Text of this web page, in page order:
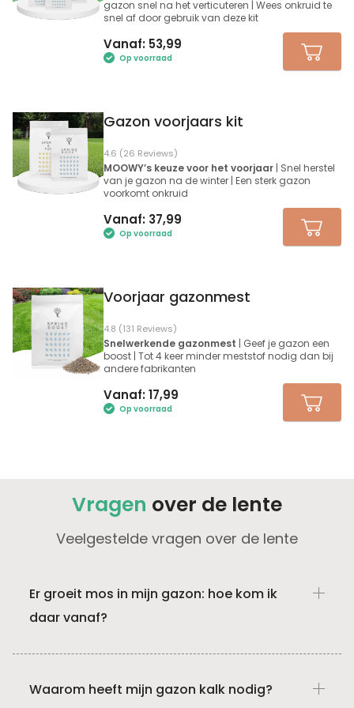
gazon snel na het verticuteren | Wees onkruid te
snel af door gebruik van deze kit
Vanaf: 53,99
Op voorraad
4.6 (26 Reviews)
Gazon voorjaars kit
MOOWY’s keuze voor het voorjaar | Snel herstel
van je gazon na de winter | Een sterk gazon
voorkomt onkruid
Vanaf: 37,99
Op voorraad
4.8 (131 Reviews)
Voorjaar gazonmest
Snelwerkende gazonmest | Geef je gazon een
boost | Tot 4 keer minder meststof nodig dan bij
andere fabrikanten
Vanaf: 17,99
Op voorraad
Vragen over de lente
Veelgestelde vragen over de lente
Er groeit mos in mijn gazon: hoe kom ik
daar vanaf?
verticuteren. Gebruik onze Verticuteer Kit: deze
bevat alles wat je nodig hebt om jouw gazon
Waarom heeft mijn gazon kalk nodig?